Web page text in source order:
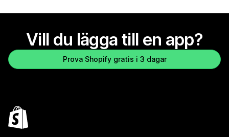
Vill du lägga till en app?
Prova Shopify gratis i 3 dagar